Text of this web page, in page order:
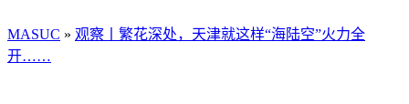
MASUC » 观察丨繁花深处，天津就这样“海陆空”火力全
开……